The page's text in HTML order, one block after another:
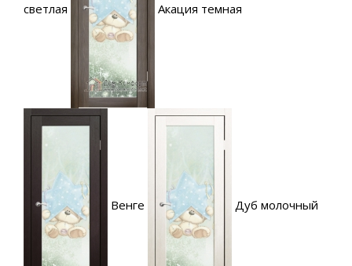
светлая Акация темная
Венге Дуб молочный